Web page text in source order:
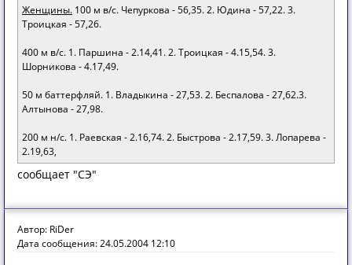
Женщины. 100 м в/с. Чепуркова - 56,35. 2. Юдина - 57,22. 3.
Троицкая - 57,26.
400 м в/с. 1. Паршина - 2.14,41. 2. Троицкая - 4.15,54. 3.
Шорникова - 4.17,49.
50 м баттерфляй. 1. Владыкина - 27,53. 2. Беспалова - 27,62.3.
Алтынова - 27,98.
200 м н/с. 1. Раевская - 2.16,74. 2. Быстрова - 2.17,59. 3. Лопарева -
2.19,63,
сообщает "СЭ"
Автор: RiDer
Дата сообщения: 24.05.2004 12:10